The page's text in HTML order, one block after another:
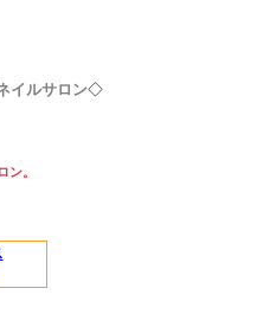
イルサロン◇
ン。